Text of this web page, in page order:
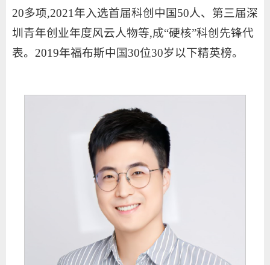
20多项,2021年入选首届科创中国50人、第三届深
圳青年创业年度风云人物等,成“硬核”科创先锋代
表。2019年福布斯中国30位30岁以下精英榜。